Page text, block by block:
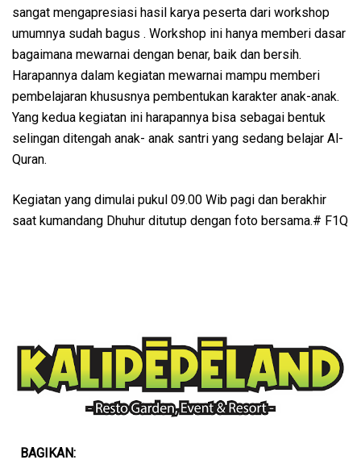
sangat mengapresiasi hasil karya peserta dari workshop
umumnya sudah bagus . Workshop ini hanya memberi dasar
bagaimana mewarnai dengan benar, baik dan bersih.
Harapannya dalam kegiatan mewarnai mampu memberi
pembelajaran khususnya pembentukan karakter anak-anak.
Yang kedua kegiatan ini harapannya bisa sebagai bentuk
selingan ditengah anak- anak santri yang sedang belajar Al-
Quran.
Kegiatan yang dimulai pukul 09.00 Wib pagi dan berakhir
saat kumandang Dhuhur ditutup dengan foto bersama.# F1Q
BAGIKAN: